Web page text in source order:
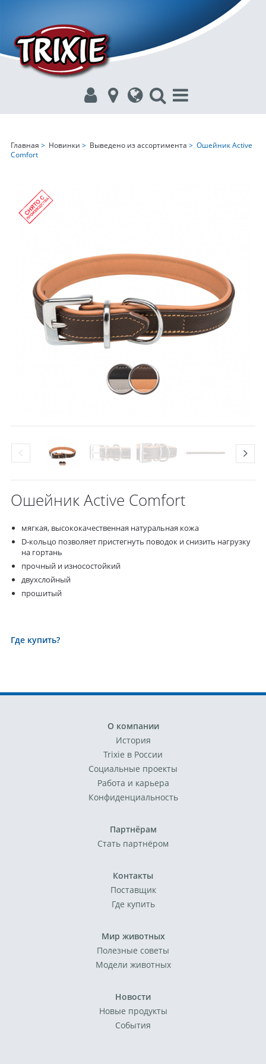
Главная > Новинки > Выведено из ассортимента > Ошейник Active
Comfort
Ошейник Active Comfort
мягкая, высококачественная натуральная кожа
D-кольцо позволяет пристегнуть поводок и снизить нагрузку
на гортань
прочный и износостойкий
двухслойный
прошитый
Где купить?
О компании
История
Trixie в России
Социальные проекты
Работа и карьера
Конфиденциальность
Партнёрам
Стать партнёром
Контакты
Поставщик
Где купить
Мир животных
Полезные советы
Модели животных
Новости
Новые продукты
События